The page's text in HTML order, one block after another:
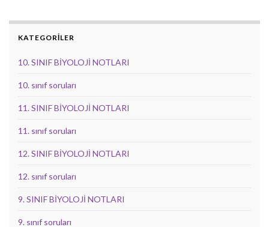
KATEGORİLER
10. SINIF BİYOLOJİ NOTLARI
10. sınıf soruları
11. SINIF BİYOLOJİ NOTLARI
11. sınıf soruları
12. SINIF BİYOLOJİ NOTLARI
12. sınıf soruları
9. SINIF BİYOLOJİ NOTLARI
9. sınıf soruları